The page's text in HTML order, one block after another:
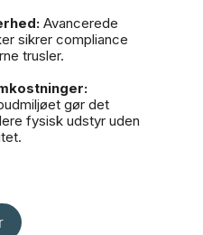
Avancerede
sikrer compliance
trusler.
gør det
fysisk udstyr uden